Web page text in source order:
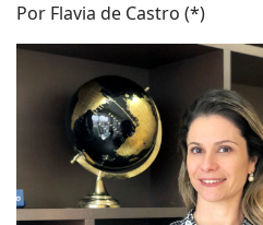
Por Flavia de Castro (*)